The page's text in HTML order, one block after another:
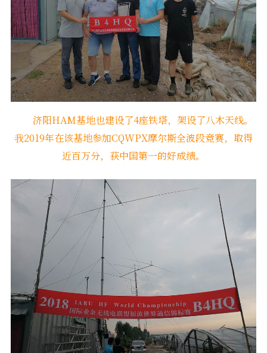
济阳HAM基地也建设了4座铁塔，架设了八木天线。
我2019年在该基地参加CQWPX摩尔斯全波段竞赛，取得
近百万分，获中国第一的好成绩。